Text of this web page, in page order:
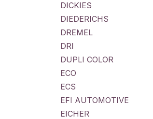
DICKIES
DIEDERICHS
DREMEL
DRI
DUPLI COLOR
ECO
ECS
EFI AUTOMOTIVE
EICHER